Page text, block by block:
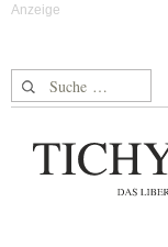
Suche nach: